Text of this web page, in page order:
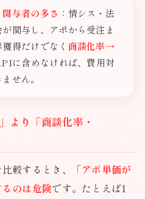
与者の多さ ：情シス・法
関与し、アポから受注ま
得だけでなく 商談化率→
に含めなければ、費用対
せん。
より「商談化率・
較するとき、
「アポ単価が
のは危険です。たとえば1